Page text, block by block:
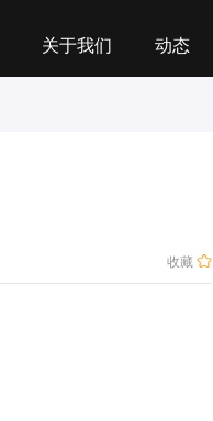
关于我们 动态
收藏